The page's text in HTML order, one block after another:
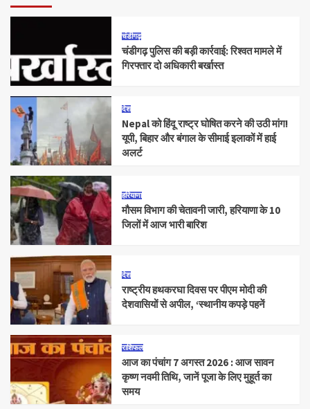
चंडीगढ़
चंडीगढ़ पुलिस की बड़ी कार्रवाई: रिश्वत मामले में
गिरफ्तार दो अधिकारी बर्खास्त
देश
Nepal को हिंदू राष्ट्र घोषित करने की उठी मांग!
यूपी, बिहार और बंगाल के सीमाई इलाकों में हाई
अलर्ट
हरियाणा
मौसम विभाग की चेतावनी जारी, हरियाणा के 10
जिलों में आज भारी बारिश
देश
राष्ट्रीय हथकरघा दिवस पर पीएम मोदी की
देशवासियों से अपील, ‘स्थानीय कपड़े पहनें
राशिफल
आज का पंचांग 7 अगस्त 2026 : आज सावन
कृष्ण नवमी तिथि, जानें पूजा के लिए मुहूर्त का
समय